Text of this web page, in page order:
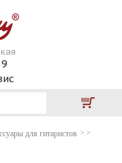
для гитаристов